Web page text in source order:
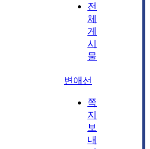
전
체
게
시
물
변애선
쪽
지
보
내